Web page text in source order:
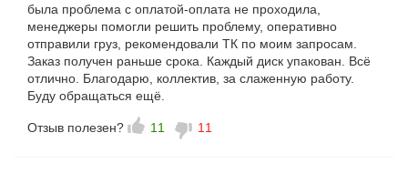
была проблема с оплатой-оплата не проходила,
менеджеры помогли решить проблему, оперативно
отправили груз, рекомендовали ТК по моим запросам.
Заказ получен раньше срока. Каждый диск упакован. Всё
отлично. Благодарю, коллектив, за слаженную работу.
Буду обращаться ещё.
Отзыв полезен? 11 11